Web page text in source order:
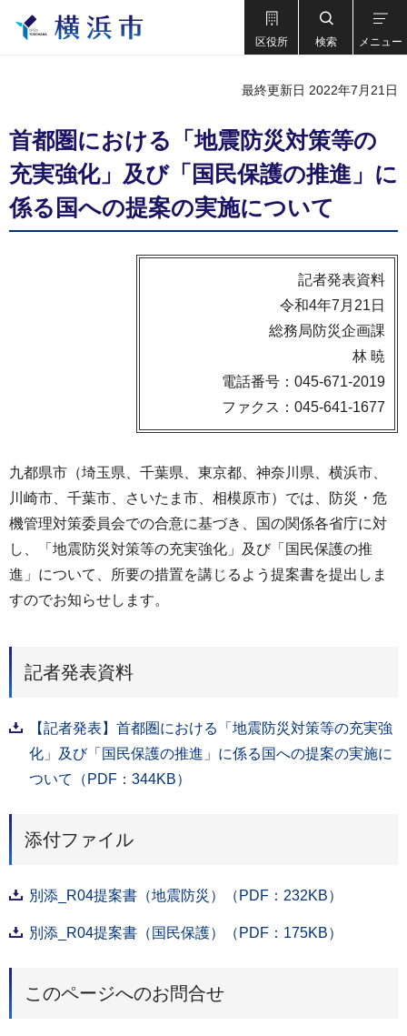
区役所 検索 メニュー
最終更新日 2022年7月21日
首都圏における「地震防災対策等の
充実強化」及び「国民保護の推進」に
係る国への提案の実施について
記者発表資料
令和4年7月21日
総務局防災企画課
林 暁
電話番号：045-671-2019
ファクス：045-641-1677
九都県市（埼玉県、千葉県、東京都、神奈川県、横浜市、
川崎市、千葉市、さいたま市、相模原市）では、防災・危
機管理対策委員会での合意に基づき、国の関係各省庁に対
し、「地震防災対策等の充実強化」及び「国民保護の推
進」について、所要の措置を講じるよう提案書を提出しま
すのでお知らせします。
記者発表資料
【記者発表】首都圏における「地震防災対策等の充実強
化」及び「国民保護の推進」に係る国への提案の実施に
ついて（PDF：344KB）
添付ファイル
別添_R04提案書（地震防災）（PDF：232KB）
別添_R04提案書（国民保護）（PDF：175KB）
このページへのお問合せ